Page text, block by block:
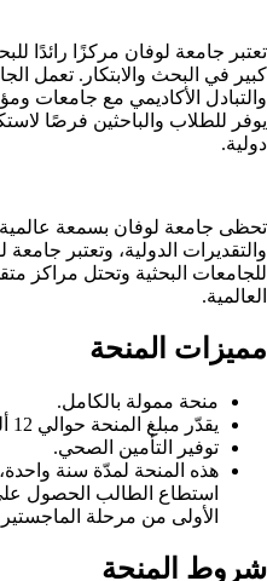
تعتبر جامعة لوفان مركزًا رائدًا
كبير في البحث والابتكار. تعمل
والتبادل الأكاديمي مع جامعات
يوفر للطلاب والباحثين فرصًا
دولية.
تحظى جامعة لوفان بسمعة عالمية
والتقديرات الدولية، وتعتبر
للجامعات البحثية وتحتل مراكز
العالمية.
مميزات المنحة
منحة ممولة بالكامل.
يقدّر مبلغ المنحة حوالي 12 ألف يورو لمدّة سنة واحدة.
توفير التأمين الصحي.
هذه المنحة لمدّة سنة
استطاع الطالب الحصول
الأولى من مرحلة
شروط المنحة